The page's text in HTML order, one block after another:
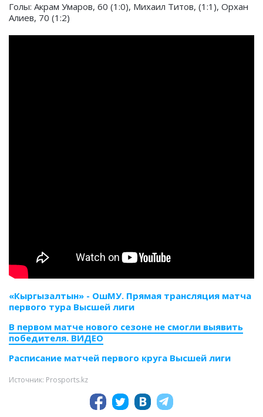
Голы: Акрам Умаров, 60 (1:0), Михаил Титов, (1:1), Орхан
Алиев, 70 (1:2)
«Кыргызалтын» - ОшМУ. Прямая трансляция матча
первого тура Высшей лиги
В первом матче нового сезоне не смогли выявить
победителя. ВИДЕО
Расписание матчей первого круга Высшей лиги
Источник: Prosports.kz